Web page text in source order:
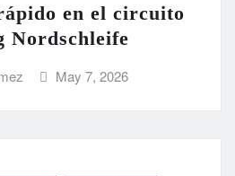
en el circuito
Nordschleife
May 7, 2026